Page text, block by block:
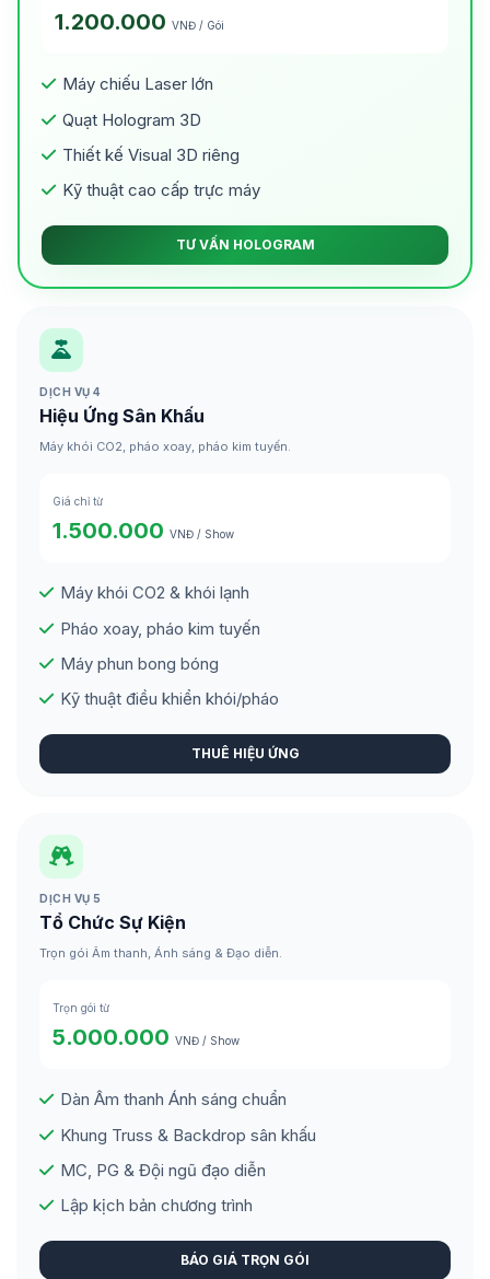
1.200.000 VNĐ / Gói
Máy chiếu Laser lớn
Quạt Hologram 3D
Thiết kế Visual 3D riêng
Kỹ thuật cao cấp trực máy
TƯ VẤN HOLOGRAM
DỊCH VỤ 4
Hiệu Ứng Sân Khấu
Máy khói CO2, pháo xoay, pháo kim tuyến.
Giá chỉ từ
1.500.000 VNĐ / Show
Máy khói CO2 & khói lạnh
Pháo xoay, pháo kim tuyến
Máy phun bong bóng
Kỹ thuật điều khiển khói/pháo
THUÊ HIỆU ỨNG
DỊCH VỤ 5
Tổ Chức Sự Kiện
Trọn gói Âm thanh, Ánh sáng & Đạo diễn.
Trọn gói từ
5.000.000 VNĐ / Show
Dàn Âm thanh Ánh sáng chuẩn
Khung Truss & Backdrop sân khấu
MC, PG & Đội ngũ đạo diễn
Lập kịch bản chương trình
BÁO GIÁ TRỌN GÓI